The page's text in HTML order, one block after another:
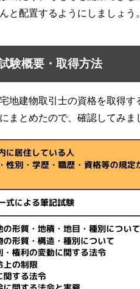
と配置するようにしましょう。
験概要・取得方法
地建物取引士の資格を取得
まとめたので、確認してみま